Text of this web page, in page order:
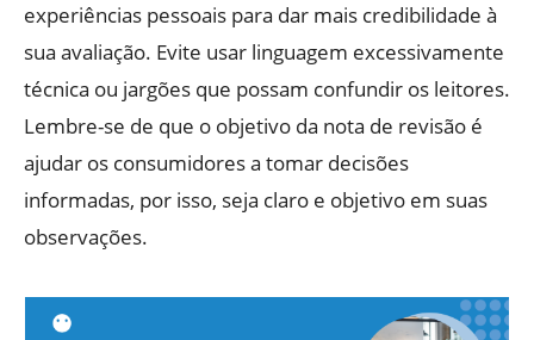
experiências pessoais para dar mais credibilidade à
sua avaliação. Evite usar linguagem excessivamente
técnica ou jargões que possam confundir os leitores.
Lembre-se de que o objetivo da nota de revisão é
ajudar os consumidores a tomar decisões
informadas, por isso, seja claro e objetivo em suas
observações.